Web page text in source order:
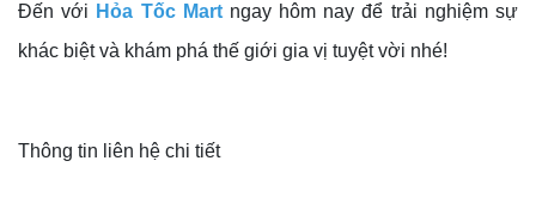
Đến với Hỏa Tốc Martngay hôm nay để trải nghiệm sự
khác biệt và khám phá thế giới gia vị tuyệt vời nhé!
Thông tin liên hệ chi tiết